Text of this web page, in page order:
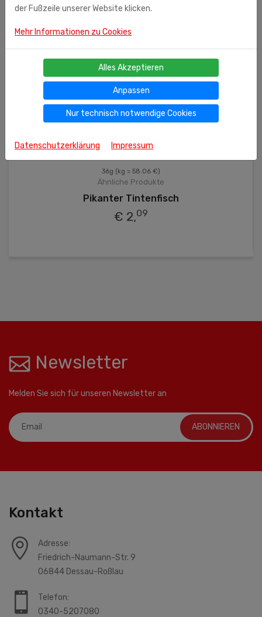
36g (kg = 58.06 €)
Ähnliche Produkte
Pikanter Tintenfisch
€ 2,09
Newsletter
Melden Sie sich für unseren Newsletter an
ABONNIEREN
Kontakt
Adresse:
Friedrich-Naumann-Str. 9
06844 Dessau-Roßlau
Telefon:
0340-5207080
der Fußzeile unserer Website klicken.
Mehr Informationen zu Cookies
Alles Akzeptieren
Anpassen
Nur technisch notwendige Cookies
Datenschutzerklärung Impressum